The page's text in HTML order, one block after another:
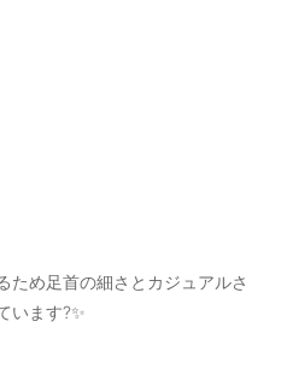
ため足首の細さとカジュアルさ
います?✨